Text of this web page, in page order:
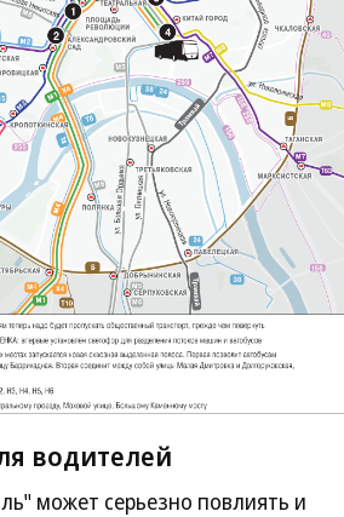
водителей
может серьезно повлиять и